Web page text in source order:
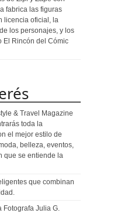
fabrica las figuras
licencia oficial, la
los personajes, y los
El Rincón del Cómic
& Travel Magazine
toda la
el mejor estilo de
belleza, eventos,
que se entiende la
que combinan
Fotografa Julia G.